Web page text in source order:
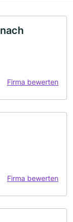
Firma bewerten
Firma bewerten